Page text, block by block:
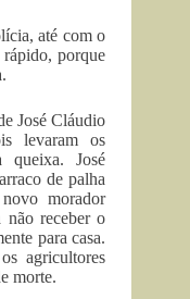
até com o
porque
José Cláudio
levaram os
queixa. José
de palha
morador
não receber o
para casa.
agricultores
morte.